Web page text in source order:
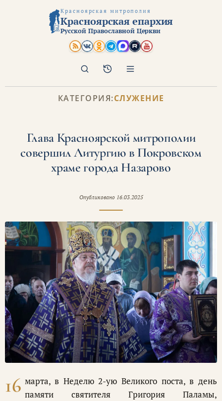
Красноярская митрополия
Красноярская епархия
Русской Православной Церкви
Архив
Поиск
КАТЕГОРИЯ:СЛУЖЕНИЕ
Глава Красноярской митрополии
совершил Литургию в Покровском
храме города Назарово
Опубликовано 16.03.2025
16 марта, в Неделю 2-ую Великого поста, в день
памяти святителя Григория Паламы,